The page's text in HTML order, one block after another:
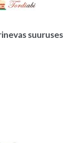
suuruses